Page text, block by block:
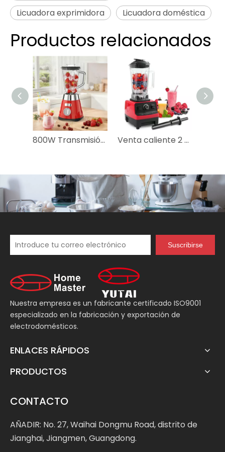
Licuadora exprimidora
Licuadora doméstica
Productos relacionados
800W Transmisión de metal Metal cromado pesado Comercial América del Sur Trituradora de hielo eléctrica popular Batidora Licuadora clásica Molinillo de tarro de vidrio de 3 velocidades Licuadora de hierro Venta caliente 2 en 1, cocina comercial de alta resistencia, exprimidor de fruta fresca para el hogar, licuadora eléctrica de batidos con cresta plateada
Suscribirse
Nuestra empresa es un fabricante certificado ISO9001
especializado en la fabricación y exportación de
electrodomésticos.
ENLACES RÁPIDOS
PRODUCTOS
CONTACTO
AÑADIR: No. 27, Waihai Dongmu Road, distrito de
Jianghai, Jiangmen, Guangdong.